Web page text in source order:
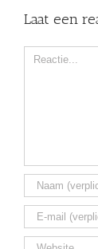
Laat een
Comment